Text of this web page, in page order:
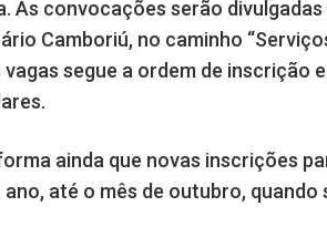
As convocações serão
Camboriú, no caminho
segue a ordem de inscrição
ainda que novas inscrições
até o mês de outubro,